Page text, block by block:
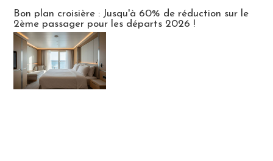
Bon plan croisière : Jusqu'à 60% de réduction sur le
2ème passager pour les départs 2026 !